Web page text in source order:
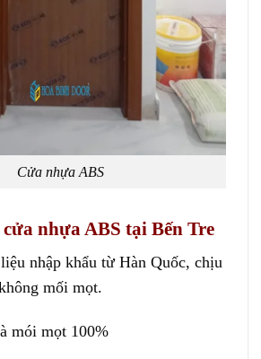
Cửa nhựa ABS
nhựa ABS tại Bến Tre
nhập khẩu từ Hàn Quốc, chịu
mối mọt.
mói mọt 100%